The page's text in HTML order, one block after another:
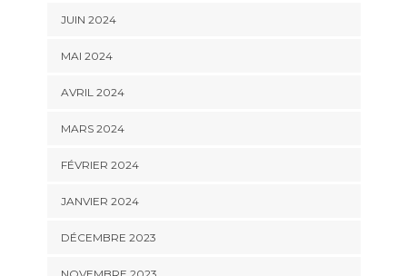
JUIN 2024
MAI 2024
AVRIL 2024
MARS 2024
FÉVRIER 2024
JANVIER 2024
DÉCEMBRE 2023